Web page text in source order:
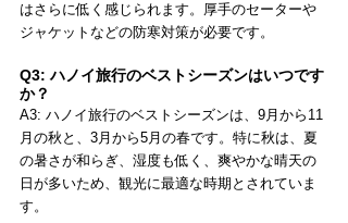
はさらに低く感じられます。厚手のセーターや
ジャケットなどの防寒対策が必要です。
Q3: ハノイ旅行のベストシーズンはいつです
か？
A3: ハノイ旅行のベストシーズンは、9月から11
月の秋と、3月から5月の春です。特に秋は、夏
の暑さが和らぎ、湿度も低く、爽やかな晴天の
日が多いため、観光に最適な時期とされていま
す。